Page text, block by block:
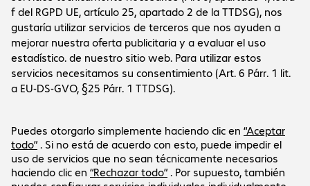
Sobre la empresa
La empresa
Oficinas de Bechtle
Prensa
Relación con inversores
Certificados
Servicio al cliente
Centro de ayuda
Canal de denuncias
Newsletter
Social Media
LinkedIn